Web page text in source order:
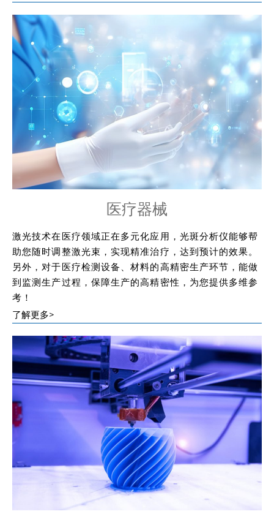
医疗器械
激光技术在医疗领域正在多元化应用，光斑分析仪能够帮
助您随时调整激光束，实现精准治疗，达到预计的效果。
另外，对于医疗检测设备、材料的高精密生产环节，能做
到监测生产过程，保障生产的高精密性，为您提供多维参
考！
了解更多>